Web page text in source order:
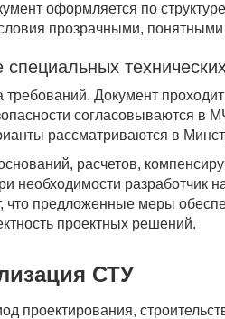
оформляется по
прозрачными, понятными
Документ
согласовываются в
рассматриваются в
расчетов,
необходимости разработчик
что предложенные меры
проектных решений.
СТУ
проектирования,